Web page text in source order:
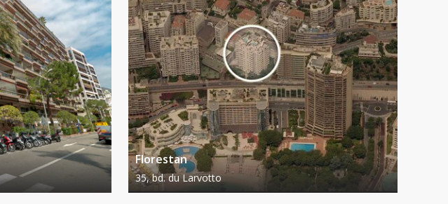
Florestan
35, bd. du Larvotto